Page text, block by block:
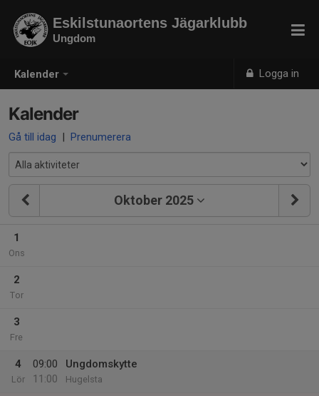
Kalender Logga in
Eskilstunaortens Jägarklubb
Ungdom
Kalender
Gå till idag | Prenumerera
Oktober 2025
1
Ons
2
Tor
3
Fre
4
Lör
09:00
11:00
Ungdomskytte
Hugelsta